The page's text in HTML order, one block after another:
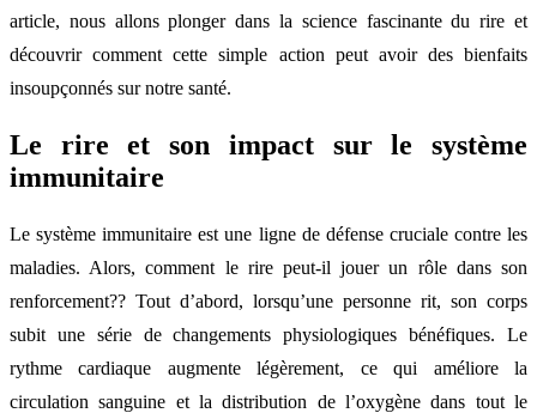
article, nous allons plonger dans la science fascinante du rire et
découvrir comment cette simple action peut avoir des bienfaits
insoupçonnés sur notre santé.
Le rire et son impact sur le système
immunitaire
Le système immunitaire est une ligne de défense cruciale contre les
maladies. Alors, comment le rire peut-il jouer un rôle dans son
renforcement?? Tout d’abord, lorsqu’une personne rit, son corps
subit une série de changements physiologiques bénéfiques. Le
rythme cardiaque augmente légèrement, ce qui améliore la
circulation sanguine et la distribution de l’oxygène dans tout le